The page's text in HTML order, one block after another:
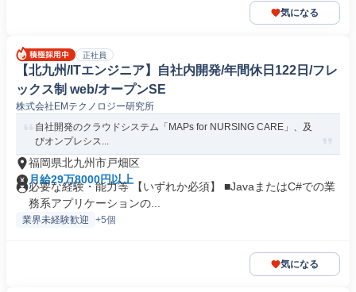
気になる
正社員
【北九州/ITエンジニア】自社内開発/年間休日122日/フレ
ックス制 web/オープンSE
株式会社EMテクノロジー研究所
自社開発のクラウドシステム「MAPs for NURSING CARE」、及
びオンプレシス...
福岡県北九州市戸畑区
月給29万8000円以上
必要な経験・能力等 【いずれか必須】 ■JavaまたはC#での業
務系アプリケーションの...
業界未経験歓迎 +5個
気になる